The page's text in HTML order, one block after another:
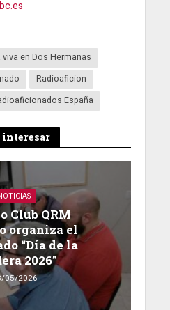
en Dos Hermanas
Radioaficion
España
interesar
Club QRM
organiza el
“Día de la
2026”
05/2026